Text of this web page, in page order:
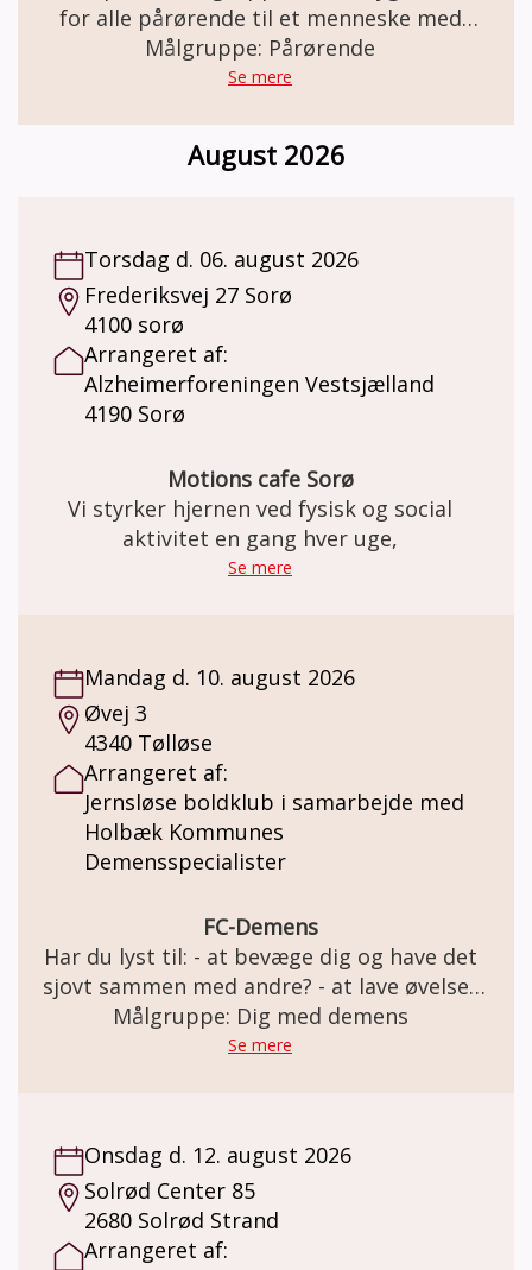
for alle pårørende til et menneske med
demens. Her er der plads til både de gode
og de svære samtaler. Gruppen mødes en
gruppeleder, der er frivillig, men som har
dig her:
https://www.alzheimer.dk/aktiviteter/
trivsel/paaroerende/paaroerendegruppe/
Målgruppe: Pårørende
Se mere
August 2026
Torsdag d. 06. august 2026
Frederiksvej 27 Sorø
4100 sorø
Arrangeret af:
Alzheimerforeningen Vestsjælland
4190 Sorø
Motions cafe Sorø
Vi styrker hjernen ved fysisk og social
aktivitet en gang hver uge,
Se mere
Mandag d. 10. august 2026
Øvej 3
4340 Tølløse
Arrangeret af:
Jernsløse boldklub i samarbejde med
Holbæk Kommunes
Demensspecialister
FC-Demens
Har du lyst til: - at bevæge dig og have det
sjovt sammen med andre? - at lave øvelser
med og uden bold i et trygt fællesskab? Så
er FC Demens i Jernløse BK lige noget for
demenslignende symptomer og demens i
tidligt stadie. Tag gerne din ven eller
pårørende med. Der tages hensyn til hver
enkelt spiller og vi passer vi på hinanden.
Målgruppe: Dig med demens
Se mere
Onsdag d. 12. august 2026
Solrød Center 85
2680 Solrød Strand
Arrangeret af: